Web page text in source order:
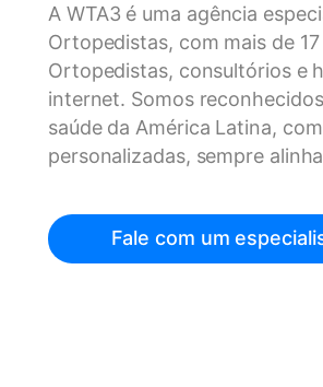
A WTA3 é uma agência
Ortopedistas, com mais de
Ortopedistas, consultórios e
internet. Somos
saúde da América Latina,
personalizadas, sempre
Fale com um